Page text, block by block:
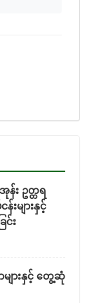
း ဥတ္တရ
များနှင့်
င်း
ျားနှင့် တွေ့ဆုံ